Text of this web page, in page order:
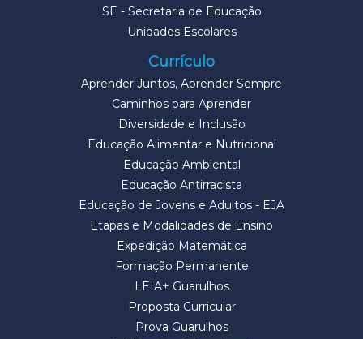
SE - Secretaria de Educação
Unidades Escolares
Currículo
Aprender Juntos, Aprender Sempre
Caminhos para Aprender
Diversidade e Inclusão
Educação Alimentar e Nutricional
Educação Ambiental
Educação Antirracista
Educação de Jovens e Adultos - EJA
Etapas e Modalidades de Ensino
Expedição Matemática
Formação Permanente
LEIA+ Guarulhos
Proposta Curricular
Prova Guarulhos